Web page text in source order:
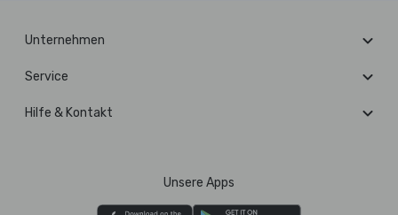
Unternehmen
Service
Hilfe & Kontakt
Unsere Apps